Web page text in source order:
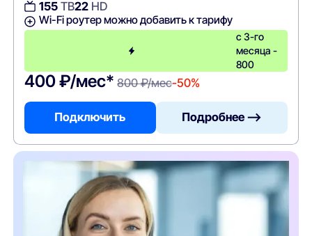
155ТВ22HD
Wi-Fi роутер можно добавить к тарифу
с 3-го
месяца -
800
400 ₽/мес* 800 ₽/мес-50%
Подключить Подробнее —>